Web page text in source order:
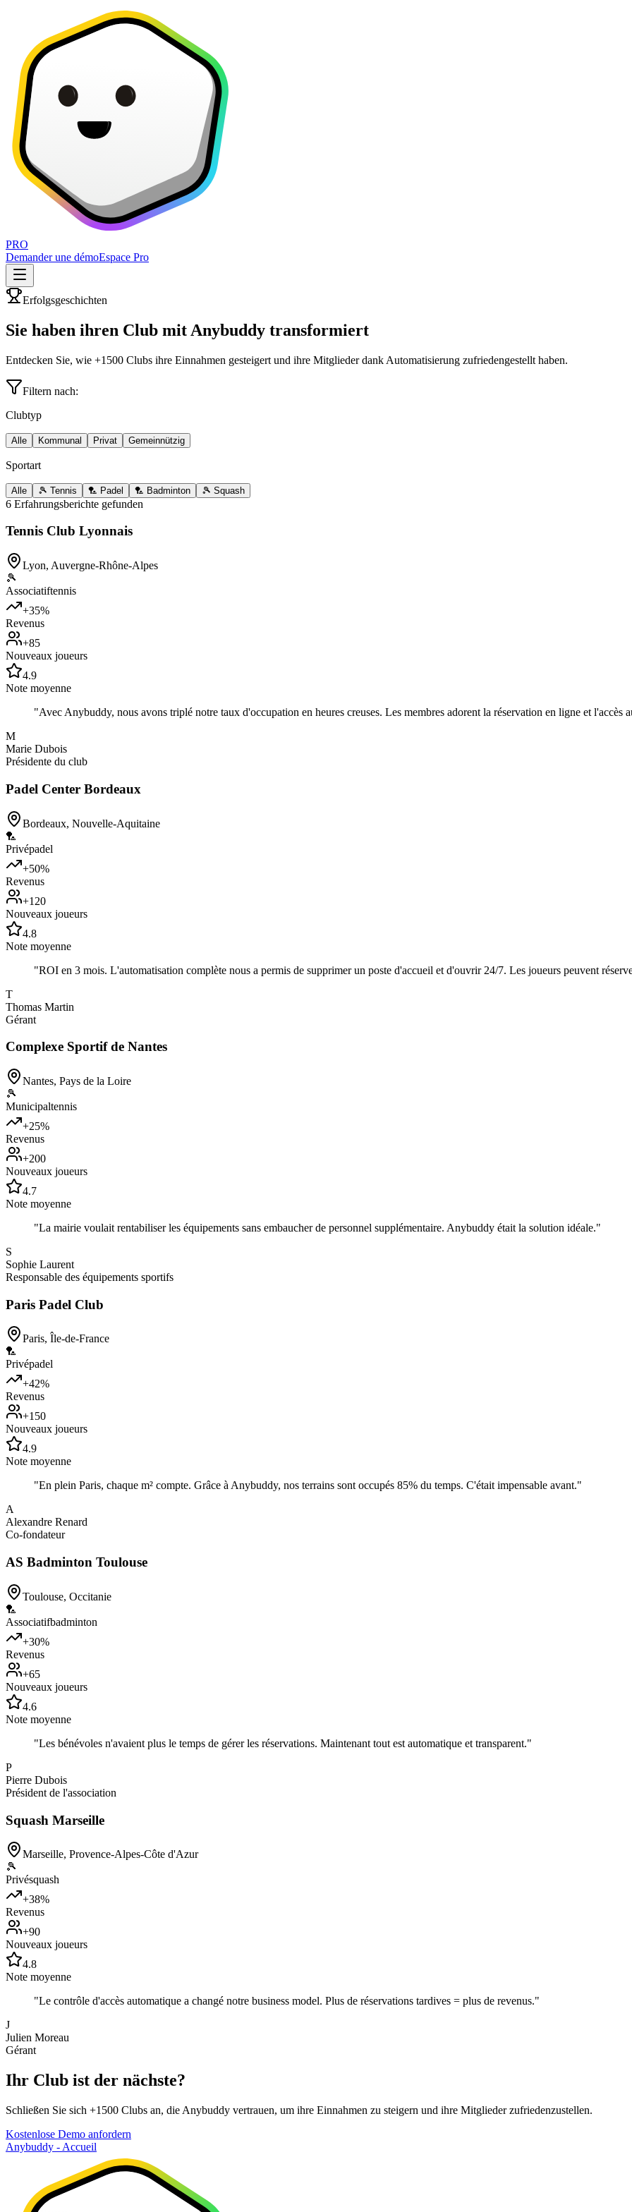
PRO
Demander une démoEspace Pro
Erfolgsgeschichten
Sie haben ihren Club mit Anybuddy transformiert
Entdecken Sie, wie +1500 Clubs ihre Einnahmen gesteigert und ihre Mitglieder dank Automatisierung zufriedengestellt haben.
Filtern nach:
Clubtyp
Alle Kommunal Privat Gemeinnützig
Sportart
Alle 🎾 Tennis 🏸 Padel 🏸 Badminton 🎾 Squash
6 Erfahrungsberichte gefunden
Tennis Club Lyonnais
Lyon, Auvergne-Rhône-Alpes
🎾
Associatiftennis
+35%
Revenus
+85
Nouveaux joueurs
4.9
Note moyenne
"Avec Anybuddy, nous avons triplé notre taux d'occupation en heures creuses. Les membres adorent la réservation en ligne et l'accès
M
Marie Dubois
Présidente du club
Padel Center Bordeaux
Bordeaux, Nouvelle-Aquitaine
🏸
Privépadel
+50%
Revenus
+120
Nouveaux joueurs
4.8
Note moyenne
"ROI en 3 mois. L'automatisation complète nous a permis de supprimer un poste d'accueil et d'ouvrir 24/7. Les joueurs peuvent
T
Thomas Martin
Gérant
Complexe Sportif de Nantes
Nantes, Pays de la Loire
🎾
Municipaltennis
+25%
Revenus
+200
Nouveaux joueurs
4.7
Note moyenne
"La mairie voulait rentabiliser les équipements sans embaucher de personnel supplémentaire. Anybuddy était la solution idéale."
S
Sophie Laurent
Responsable des équipements sportifs
Paris Padel Club
Paris, Île-de-France
🏸
Privépadel
+42%
Revenus
+150
Nouveaux joueurs
4.9
Note moyenne
"En plein Paris, chaque m² compte. Grâce à Anybuddy, nos terrains sont occupés 85% du temps. C'était impensable avant."
A
Alexandre Renard
Co-fondateur
AS Badminton Toulouse
Toulouse, Occitanie
🏸
Associatifbadminton
+30%
Revenus
+65
Nouveaux joueurs
4.6
Note moyenne
"Les bénévoles n'avaient plus le temps de gérer les réservations. Maintenant tout est automatique et transparent."
P
Pierre Dubois
Président de l'association
Squash Marseille
Marseille, Provence-Alpes-Côte d'Azur
🎾
Privésquash
+38%
Revenus
+90
Nouveaux joueurs
4.8
Note moyenne
"Le contrôle d'accès automatique a changé notre business model. Plus de réservations tardives = plus de revenus."
J
Julien Moreau
Gérant
Ihr Club ist der nächste?
Schließen Sie sich +1500 Clubs an, die Anybuddy vertrauen, um ihre Einnahmen zu steigern und ihre Mitglieder zufriedenzustellen.
Kostenlose Demo anfordern
Anybuddy - Accueil